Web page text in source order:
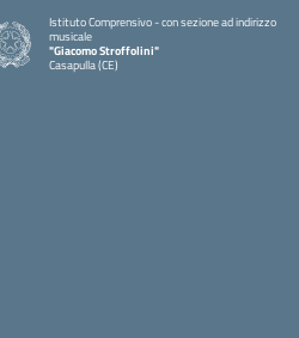
Istituto Comprensivo - con sezione ad indirizzo
musicale
"Giacomo Stroffolini"
Casapulla (CE)